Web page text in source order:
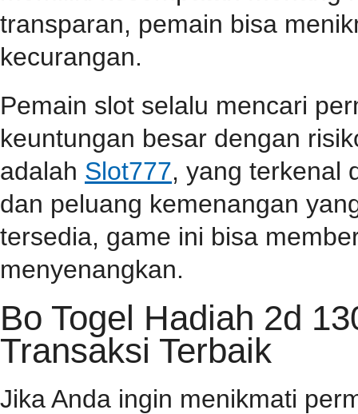
transparan, pemain bisa
kecurangan.
Pemain slot selalu mencari
keuntungan besar dengan
adalah Slot777, yang terkenal
dan peluang kemenangan
tersedia, game ini bisa
menyenangkan.
Bo Togel Hadiah 2d
Transaksi Terbaik
Jika Anda ingin menikmati